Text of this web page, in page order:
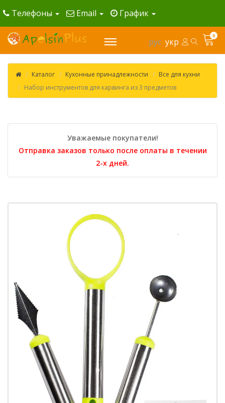
Телефоны Email График
рус укр
0
Каталог Кухонные принадлежности
Все для кухни
Набор инструментов для карвинга из 3 предметов
Уважаемые покупатели!
Отправка заказов только после оплаты в течении
2-х дней.